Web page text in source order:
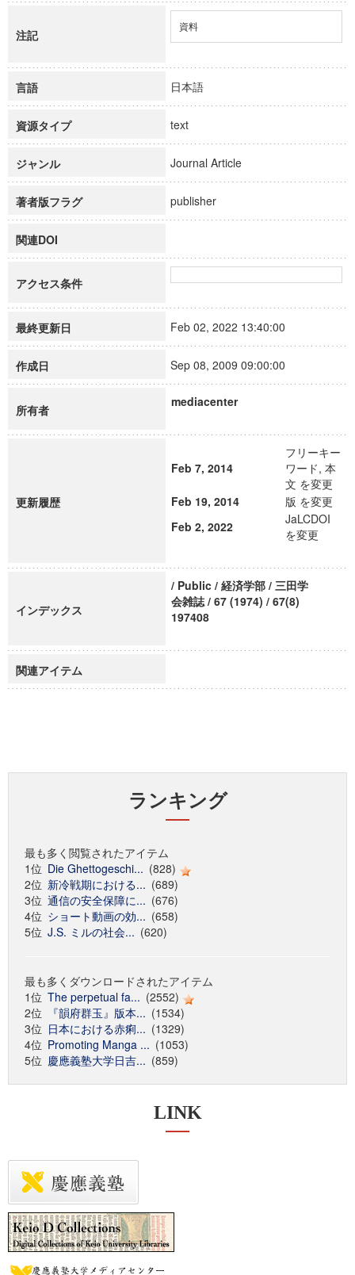
注記
資料
言語 日本語
資源タイプ text
ジャンル Journal Article
著者版フラグ publisher
関連DOI
アクセス条件
最終更新日 Feb 02, 2022 13:40:00
作成日 Sep 08, 2009 09:00:00
所有者
mediacenter
更新履歴
Feb 7, 2014
フリーキー
ワード, 本
文 を変更
Feb 19, 2014
版 を変更
Feb 2, 2022
JaLCDOI
を変更
インデックス
/ Public / 経済学部 / 三田学
会雑誌 / 67 (1974) / 67(8)
197408
関連アイテム
ランキング
最も多く閲覧されたアイテム
1位 Die Ghettogeschi... (828)
2位 新冷戦期における... (689)
3位 通信の安全保障に... (676)
4位 ショート動画の効... (658)
5位 J.S. ミルの社会... (620)
最も多くダウンロードされたアイテム
1位 The perpetual fa... (2552)
2位
『韻府群玉』版本... (1534)
3位 日本における赤痢... (1329)
4位 Promoting Manga ... (1053)
5位 慶應義塾大学日吉... (859)
LINK